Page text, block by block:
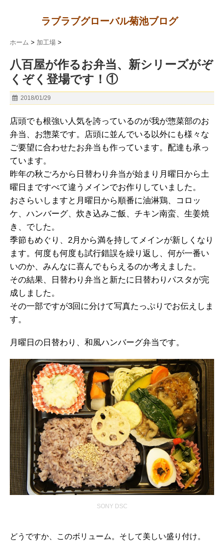
ラブラブグローバル菊池ブログ
ホーム > 加工場 >
八百屋が作るお弁当、新シリーズがぞ
くぞく登場です！①
2018/01/29
店頭でも根強い人気を誇っているのが我が惣菜部のお
弁当、お惣菜です。店頭に並んでいる以外にも様々な
ご要望に合わせたお弁当も作っています。配達も承っ
ています。
昨年の秋ごろから日替わり弁当が始まり月曜日から土
曜日まですべて違うメインでお作りしていました。
おさらいしますと月曜日から順番に油淋鶏、コロッ
ケ、ハンバーグ、炊き込みご飯、チキン南蛮、生姜焼
き、でした。
季節もめぐり、2月から満を持してメインが新しくなり
ます。何度も何度も試行錯誤を繰り返し、何が一番い
いのか、みんなに喜んでもらえるのか考えました。
その結果、日替わり弁当と新たに日替わりパスタが完
成しました。
その一部ですが3回に分けて写真たっぷりでお伝えしま
す。
月曜日の日替わり、和風ハンバーグ弁当です。
SONY DSC
どうですか、このボリューム。そして美しい盛り付け。